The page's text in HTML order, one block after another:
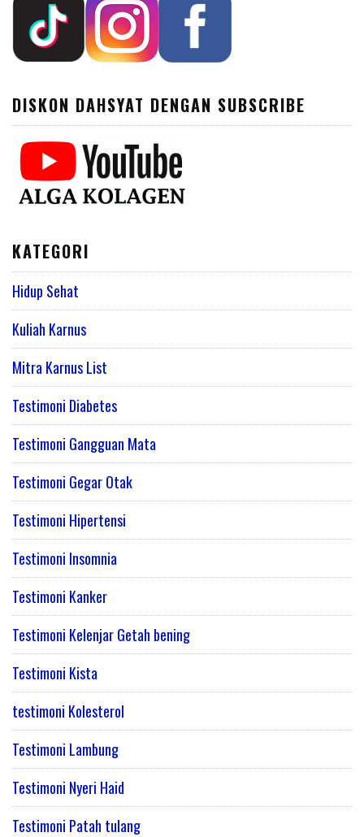
DISKON DAHSYAT DENGAN SUBSCRIBE
KATEGORI
Hidup Sehat
Kuliah Karnus
Mitra Karnus List
Testimoni Diabetes
Testimoni Gangguan Mata
Testimoni Gegar Otak
Testimoni Hipertensi
Testimoni Insomnia
Testimoni Kanker
Testimoni Kelenjar Getah bening
Testimoni Kista
testimoni Kolesterol
Testimoni Lambung
Testimoni Nyeri Haid
Testimoni Patah tulang